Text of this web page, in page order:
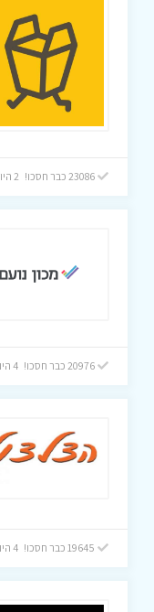
23086 כבר חסכו! 2 היום
20976 כבר חסכו! 4 היום